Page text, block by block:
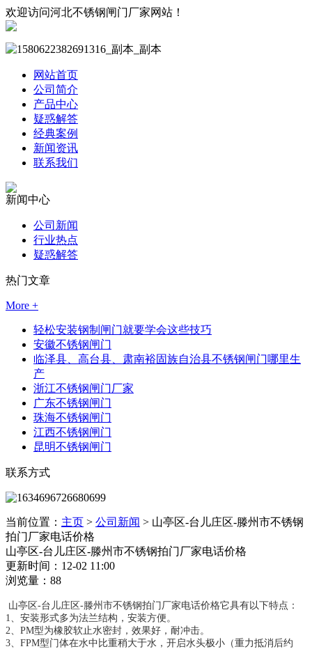
欢迎访问河北不锈钢闸门厂家网站！
网站首页
公司简介
产品中心
疑惑解答
经典案例
新闻资讯
联系我们
新闻中心
公司新闻
行业热点
疑惑解答
热门文章
More +
轻松安装钢制闸门就要学会这些技巧
安徽不锈钢闸门
临泽县、高台县、肃南裕固族自治县不锈钢闸门哪里生
产
浙江不锈钢闸门厂家
广东不锈钢闸门
珠海不锈钢闸门
江西不锈钢闸门
昆明不锈钢闸门
联系方式
当前位置： 主页 > 公司新闻 > 山亭区-台儿庄区-滕州市不锈钢
拍门厂家电话价格
山亭区-台儿庄区-滕州市不锈钢拍门厂家电话价格
更新时间：12-02 11:00
浏览量：88
山亭区-台儿庄区-滕州市不锈钢拍门厂家电话价格它具有以下特点：
1、安装形式多为法兰结构，安装方便。
2、PM型为橡胶软止水密封，效果好，耐冲击。
3、FPM型门体在水中比重稍大于水，开启水头极小（重力抵消后约